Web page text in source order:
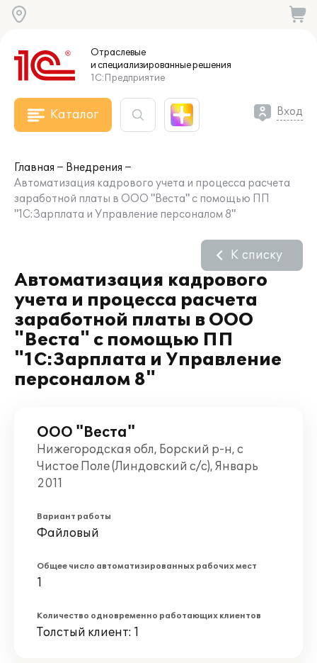
Отраслевые
и специализированныерешения
1С:Предприятие
Каталог Вход
Главная
Внедрения
Автоматизация кадрового учета и процесса расчета
заработной платы в ООО "Веста" с помощью ПП
"1С:Зарплата и Управление персоналом 8"
Автоматизация кадрового
учета и процесса расчета
заработной платы в ООО
"Веста" с помощью ПП
"1С:Зарплата и Управление
персоналом 8"
К списку
ООО "Веста"
Нижегородская обл, Борский р-н, с
Чистое Поле (Линдовский с/с), Январь
2011
Вариант работы
Файловый
Общее число автоматизированных рабочих мест
1
Количество одновременно работающих клиентов
Толстый клиент: 1